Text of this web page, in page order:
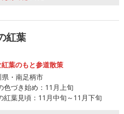
紅葉
葉のもと参道散策
県・南足柄市
色づき始め： 11月上旬
紅葉見頃： 11月中旬～11月下旬